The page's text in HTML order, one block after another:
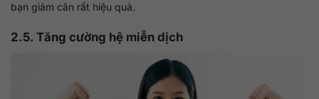
bạn giảm cân rất hiệu quả.
2.5. Tăng cường hệ miễn dịch